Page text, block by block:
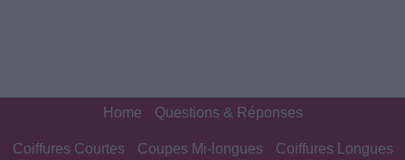
Home Questions & Réponses
Coiffures Courtes Coupes Mi-longues Coiffures Longues